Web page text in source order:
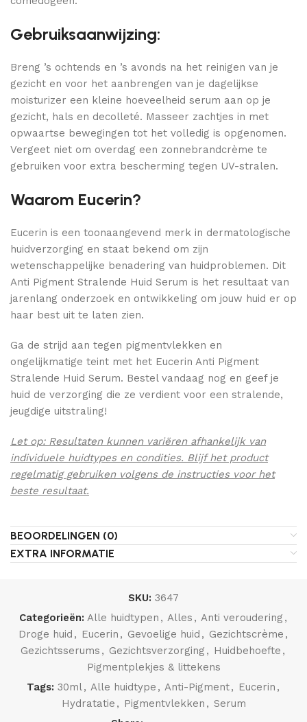
Gebruiksaanwijzing:
Breng ’s ochtends en ’s avonds na het reinigen van je
gezicht en voor het aanbrengen van je dagelijkse
moisturizer een kleine hoeveelheid serum aan op je
gezicht, hals en decolleté. Masseer zachtjes in met
opwaartse bewegingen tot het volledig is opgenomen.
Vergeet niet om overdag een zonnebrandcrème te
gebruiken voor extra bescherming tegen UV-stralen.
Waarom Eucerin?
Eucerin is een toonaangevend merk in dermatologische
huidverzorging en staat bekend om zijn
wetenschappelijke benadering van huidproblemen. Dit
Anti Pigment Stralende Huid Serum is het resultaat van
jarenlang onderzoek en ontwikkeling om jouw huid er op
haar best uit te laten zien.
Ga de strijd aan tegen pigmentvlekken en
ongelijkmatige teint met het Eucerin Anti Pigment
Stralende Huid Serum. Bestel vandaag nog en geef je
huid de verzorging die ze verdient voor een stralende,
jeugdige uitstraling!
Let op: Resultaten kunnen variëren afhankelijk van
individuele huidtypes en condities. Blijf het product
regelmatig gebruiken volgens de instructies voor het
beste resultaat.
BEOORDELINGEN (0)
EXTRA INFORMATIE
SKU: 3647
Categorieën: Alle huidtypen , Alles , Anti veroudering ,
Droge huid , Eucerin , Gevoelige huid , Gezichtscrème ,
Gezichtsserums , Gezichtsverzorging , Huidbehoefte ,
Pigmentplekjes & littekens
Tags: 30ml, Alle huidtype , Anti-Pigment, Eucerin ,
Hydratatie , Pigmentvlekken , Serum